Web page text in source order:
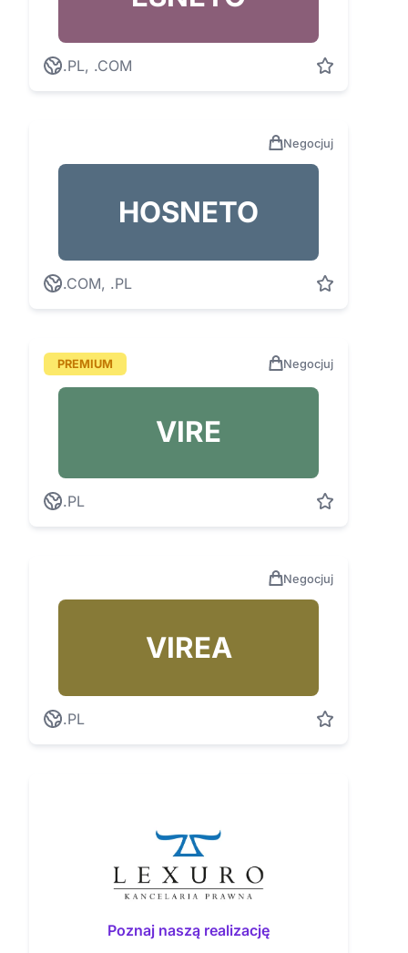
.PL, .COM
Negocjuj
HOSNETO
.COM, .PL
PREMIUM Negocjuj
VIRE
.PL
Negocjuj
VIREA
.PL
Poznaj naszą realizację